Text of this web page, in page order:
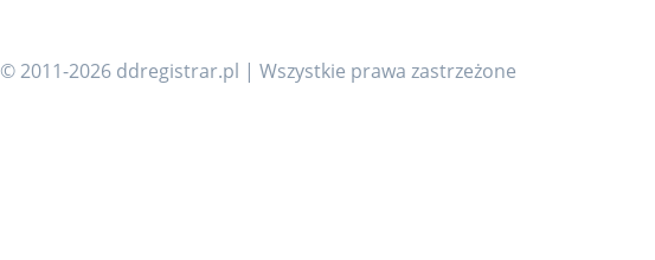
© 2011-2026 ddregistrar.pl | Wszystkie prawa zastrzeżone